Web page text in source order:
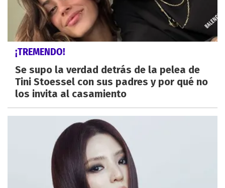
¡TREMENDO!
Se supo la verdad detrás de la pelea de
Tini Stoessel con sus padres y por qué no
los invita al casamiento